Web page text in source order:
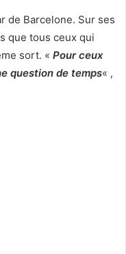
de Barcelone. Sur ses
que tous ceux qui
sort. « Pour ceux
question de temps« ,